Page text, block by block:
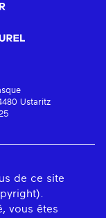
Ustaritz
de ce site
vous êtes